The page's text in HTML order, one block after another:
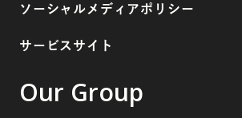
ソーシャルメディアポリシー
サービスサイト
Our Group